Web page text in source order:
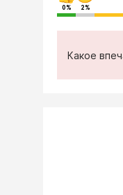
0% 2%
Какое